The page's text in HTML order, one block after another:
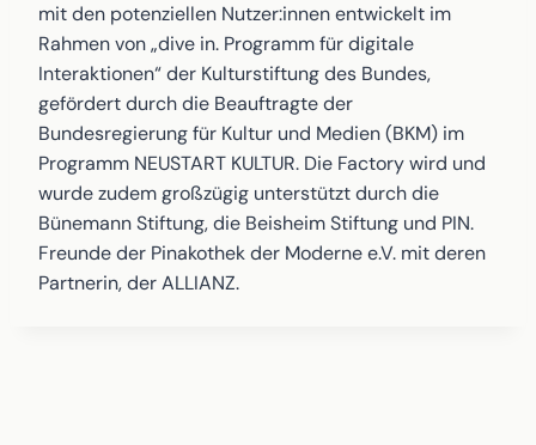
mit den potenziellen Nutzer:innen entwickelt im
Rahmen von „dive in. Programm für digitale
Interaktionen“ der Kulturstiftung des Bundes,
gefördert durch die Beauftragte der
Bundesregierung für Kultur und Medien (BKM) im
Programm NEUSTART KULTUR. Die Factory wird und
wurde zudem großzügig unterstützt durch die
Bünemann Stiftung, die Beisheim Stiftung und PIN.
Freunde der Pinakothek der Moderne e.V. mit deren
Partnerin, der ALLIANZ.